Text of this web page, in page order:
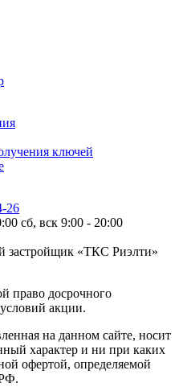
ключей
26
сб, вск 9:00 - 20:00
«ТКС Риэлти»
право досрочного
акции.
на данном сайте, носит
характер и ни при каких
офертой, определяемой